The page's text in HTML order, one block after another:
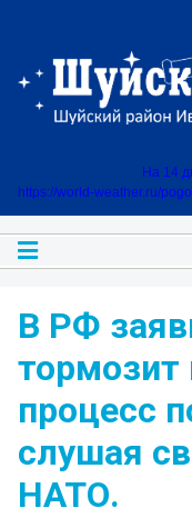
На 14
https://world-weather.ru/
В РФ
тормозит
процесс
слушая
НАТО.